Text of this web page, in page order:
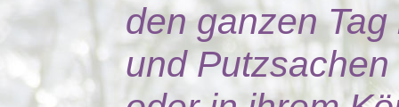
den ganzen
und